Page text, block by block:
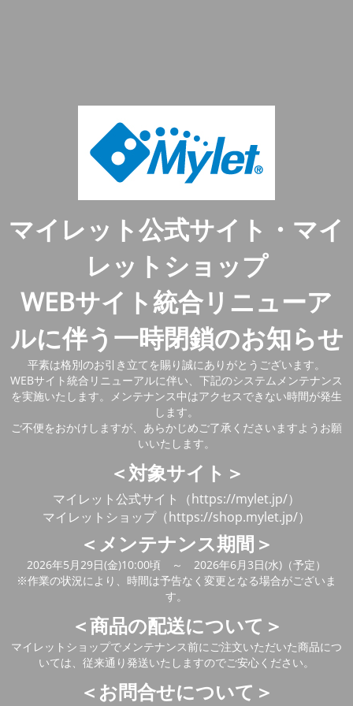
マイレット公式サイト・マイ
レットショップ
WEBサイト統合リニューア
ルに伴う一時閉鎖のお知らせ
平素は格別のお引き立てを賜り誠にありがとうございます。
WEBサイト統合リニューアルに伴い、下記のシステムメンテナンス
を実施いたします。メンテナンス中はアクセスできない時間が発生
します。
ご不便をおかけしますが、あらかじめご了承くださいますようお願
いいたします。
＜対象サイト＞
マイレット公式サイト（https://mylet.jp/）
マイレットショップ（https://shop.mylet.jp/）
＜メンテナンス期間＞
2026年5月29日(金)10:00頃 ～ 2026年6月3日(水)（予定）
※作業の状況により、時間は予告なく変更となる場合がございま
す。
＜商品の配送について＞
マイレットショップでメンテナンス前にご注文いただいた商品につ
いては、従来通り発送いたしますのでご安心ください。
＜お問合せについて＞